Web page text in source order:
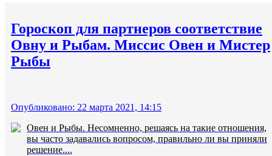
Гороскоп для партнеров соответствие
Овну и Рыбам. Миссис Овен и Мистер
Рыбы
Опубликовано: 22 марта 2021, 14:15
Овен и Рыбы. Несомненно, решаясь на такие отношения,
вы часто задавались вопросом, правильно ли вы приняли
решение....